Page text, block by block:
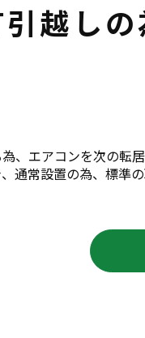
越し
、エアコンを次の
通常設置の為、標準